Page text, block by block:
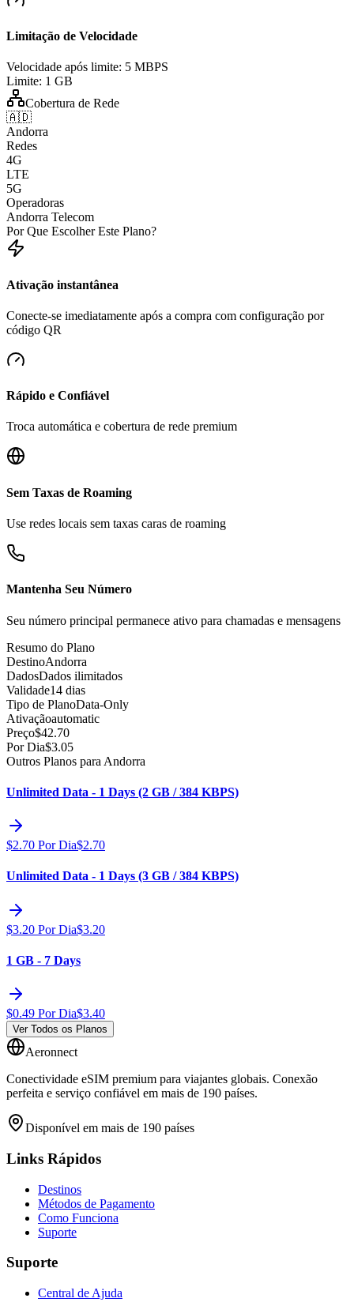
Limitação de Velocidade
Velocidade após limite: 5 MBPS
Limite: 1 GB
Cobertura de Rede
🇦🇩
Andorra
Redes
4G
LTE
5G
Operadoras
Andorra Telecom
Por Que Escolher Este Plano?
Ativação instantânea
Conecte-se imediatamente após a compra com configuração por
código QR
Rápido e Confiável
Troca automática e cobertura de rede premium
Sem Taxas de Roaming
Use redes locais sem taxas caras de roaming
Mantenha Seu Número
Seu número principal permanece ativo para chamadas e mensagens
Resumo do Plano
DestinoAndorra
DadosDados ilimitados
Validade14 dias
Tipo de PlanoData-Only
Ativaçãoautomatic
Preço$42.70
Por Dia$3.05
Outros Planos para Andorra
Unlimited Data - 1 Days (2 GB / 384 KBPS)
$2.70 Por Dia$2.70
Unlimited Data - 1 Days (3 GB / 384 KBPS)
$3.20 Por Dia$3.20
1 GB - 7 Days
$0.49 Por Dia$3.40
Ver Todos os Planos
Aeronnect
Conectividade eSIM premium para viajantes globais. Conexão
perfeita e serviço confiável em mais de 190 países.
Disponível em mais de 190 países
Links Rápidos
Destinos
Métodos de Pagamento
Como Funciona
Suporte
Suporte
Central de Ajuda